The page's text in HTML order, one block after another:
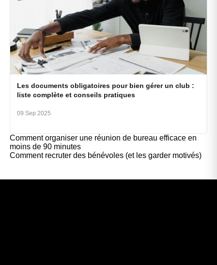
Les documents obligatoires pour bien gérer un club :
liste complète et conseils pratiques
09 Sep 2025
Comment organiser une réunion de bureau efficace en
moins de 90 minutes
Comment recruter des bénévoles (et les garder motivés)